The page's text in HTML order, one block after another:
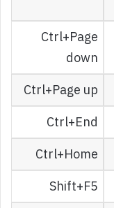
Ctrl+Page
down
Ctrl+Page up
Ctrl+End
Ctrl+Home
Shift+F5